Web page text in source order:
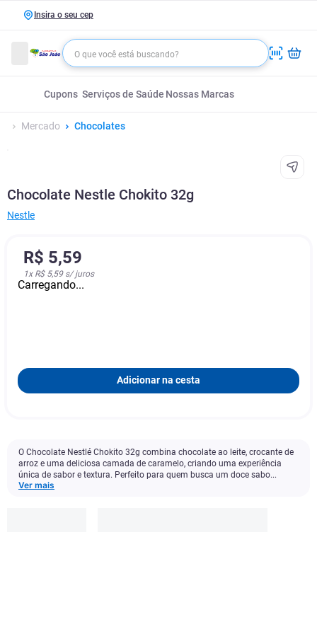
Insira o seu cep
Cupons Serviços de Saúde Nossas Marcas
Mercado Chocolates
Chocolate Nestle Chokito 32g
Nestle
R$ 5,59
1x R$ 5,59s/ juros
Carregando...
Adicionar na cesta
O Chocolate Nestlé Chokito 32g combina chocolate ao leite, crocante de
arroz e uma deliciosa camada de caramelo, criando uma experiência
única de sabor e textura. Perfeito para quem busca um doce sabo...
Ver mais